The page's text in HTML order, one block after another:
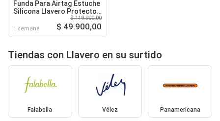
Funda Para Airtag Estuche
Silicona Llavero Protector
1 semana
$ 119.900,00
$ 49.900,00
Tiendas con Llavero en su surtido
Falabella Vélez Panamericana